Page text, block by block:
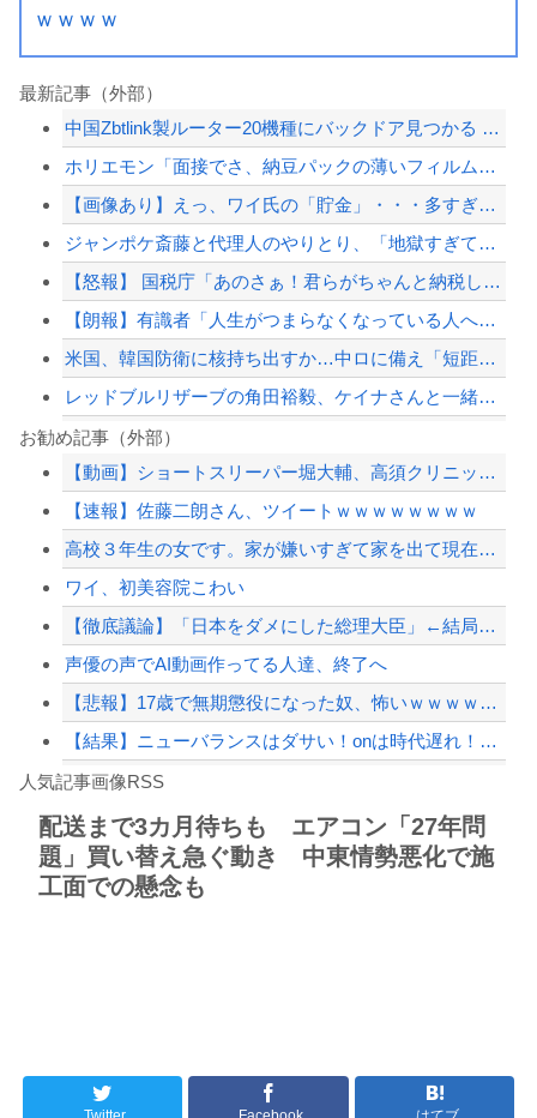
ｗｗｗｗ
最新記事（外部）
中国Zbtlink製ルーター20機種にバックドア見つかる 外部から完全制御のおそ...
ホリエモン「面接でさ、納豆パックの薄いフィルムって何のために入っていの？って聞く...
【画像あり】えっ、ワイ氏の「貯金」・・・多すぎ・・・？
ジャンポケ斎藤と代理人のやりとり、「地獄すぎて完全にコントになってる……」と衝撃...
【怒報】 国税庁「あのさぁ！君らがちゃんと納税してくれないとこうなっちゃうけどど...
【朗報】有識者「人生がつまらなくなっている人へ。『これ』やってください」
米国、韓国防衛に核持ち出すか…中ロに備え「短距離戦術核」を検討！
レッドブルリザーブの角田裕毅、ケイナさんと一緒に酒蔵巡りをしている模様
秋田県職員さん、会見をバスローブ＆喫煙スタイルで対応してしまい大炎上ｗ
【芸能】元EXILE・黒木啓司、妻・宮崎麗果被告へのDV事案で逮捕されていた 宮...
【緊急速報】NYで警官が黒人男性の首を絞め、暴動第二波不可避へ
Powered by livedoor 相互RSS
お勧め記事（外部）
【動画】ショートスリーパー堀大輔、高須クリニック息子にマジギレ！怖すぎると話題に
【速報】佐藤二朗さん、ツイートｗｗｗｗｗｗｗｗ
高校３年生の女です。家が嫌いすぎて家を出て現在養護施設で暮らしています
ワイ、初美容院こわい
【徹底議論】「日本をダメにした総理大臣」←結局誰だと思う？
声優の声でAI動画作ってる人達、終了へ
【悲報】17歳で無期懲役になった奴、怖いｗｗｗｗｗｗｗｗｗｗｗｗｗｗｗｗｗｗｗｗ...
【結果】ニューバランスはダサい！onは時代遅れ！サロモンを買え！って言われたから...
実況「金メダルをとった萩野には俺さんへの挑戦権を手にしました！」俺「ほう君が萩野...
8/4のニュース
Powered by livedoor 相互RSS
人気記事画像RSS
配送まで3カ月待ちも エアコン「27年問
題」買い替え急ぐ動き 中東情勢悪化で施
工面での懸念も